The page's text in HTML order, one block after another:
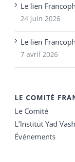
Le lien
24 juin 2026
Le lien
7 avril 2026
LE COMITÉ
Le Comité
L’Institut Yad
Événements